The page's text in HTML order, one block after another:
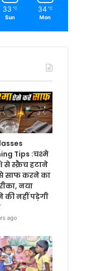
33 ℃
Sun
34 ℃
Mon
Tips :चश्मे
से स्क्रैच हटाने
साफ करने का
नया
की नहीं पड़ेगी
ago